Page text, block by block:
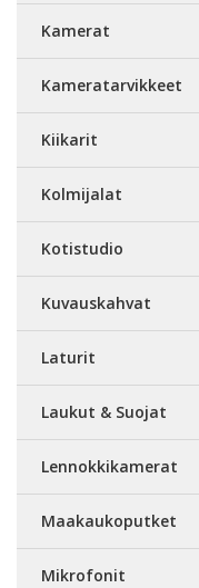
Kamerat
Kameratarvikkeet
Kiikarit
Kolmijalat
Kotistudio
Kuvauskahvat
Laturit
Laukut & Suojat
Lennokkikamerat
Maakaukoputket
Mikrofonit